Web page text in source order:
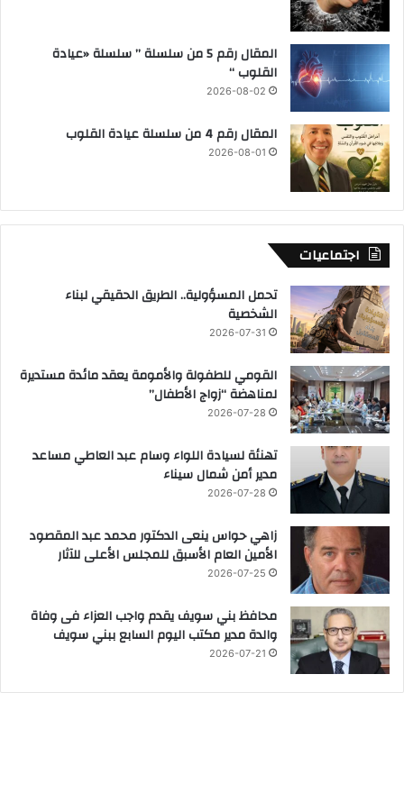
المقال رقم 5 من سلسلة ” سلسلة «عيادة
القلوب “
2026-08-02
المقال رقم 4 من سلسلة عيادة القلوب
2026-08-01
اجتماعيات
تحمل المسؤولية.. الطريق الحقيقي لبناء
الشخصية
2026-07-31
القومي للطفولة والأمومة يعقد مائدة مستديرة
لمناهضة “زواج الأطفال”
2026-07-28
تهنئة لسيادة اللواء وسام عبد العاطي مساعد
مدير أمن شمال سيناء
2026-07-28
زاهي حواس ينعى الدكتور محمد عبد المقصود
الأمين العام الأسبق للمجلس الأعلى للآثار
2026-07-25
محافظ بني سويف يقدم واجب العزاء فى وفاة
والدة مدير مكتب اليوم السابع ببني سويف
2026-07-21